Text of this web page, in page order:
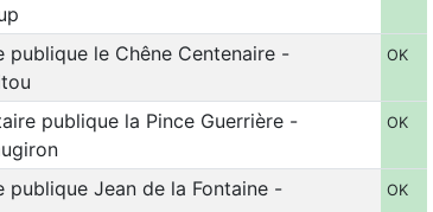
publique le Chêne Centenaire -
OK
publique la Pince Guerrière -
OK
publique Jean de la Fontaine -
OK